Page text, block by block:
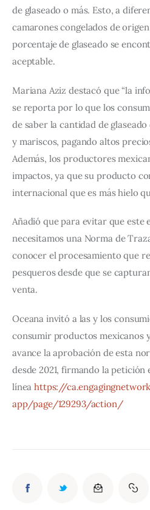
de glaseado o más. Esto, a
camarones congelados de
porcentaje de glaseado se
aceptable.
Mariana Aziz destacó que “la
se reporta por lo que los
de saber la cantidad de
y mariscos, pagando altos
Además, los productores
impactos, ya que su producto
internacional que es más hielo
Añadió que para evitar que este
necesitamos una Norma de
conocer el procesamiento que
pesqueros desde que se
venta.
Oceana invitó a las y los
consumir productos mexicanos
avance la aprobación de esta
desde 2021, firmando la petición
línea https://
app/page/129293/action/